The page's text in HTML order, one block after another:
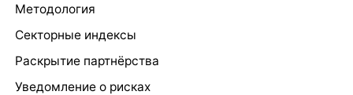
Методология
Секторные индексы
Раскрытие партнёрства
Уведомление о рисках